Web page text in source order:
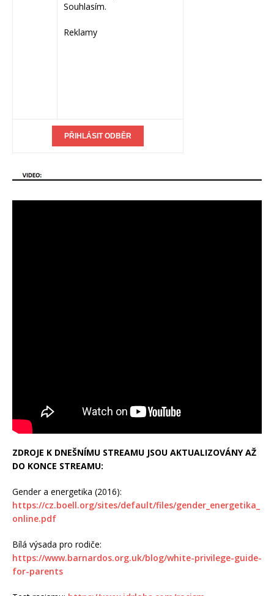
Souhlasím.
Reklamy
ZDROJE K DNEŠNÍMU STREAMU JSOU AKTUALIZOVÁNY AŽ
DO KONCE STREAMU:
Gender a energetika (2016):
https://cz.boell.org/sites/default/files/gender_energetika_
online.pdf
Bílá výsada pro rodiče:
https://www.barnardos.org.uk/blog/white-privilege-guide-
for-parents